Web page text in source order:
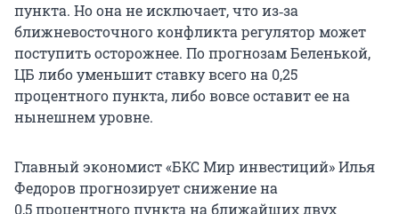
пункта. Но она не исключает, что из‑за
ближневосточного конфликта регулятор может
поступить осторожнее. По прогнозам Беленькой,
ЦБ либо уменьшит ставку всего на 0,25
процентного пункта, либо вовсе оставит ее на
нынешнем уровне.
Главный экономист «БКС Мир инвестиций» Илья
Федоров прогнозирует снижение на
0,5 процентногопункта на ближайших двух